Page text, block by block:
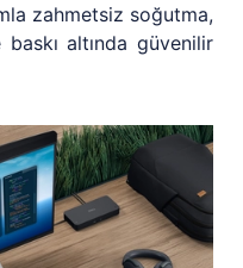
zahmetsiz soğutma,
altında güvenilir